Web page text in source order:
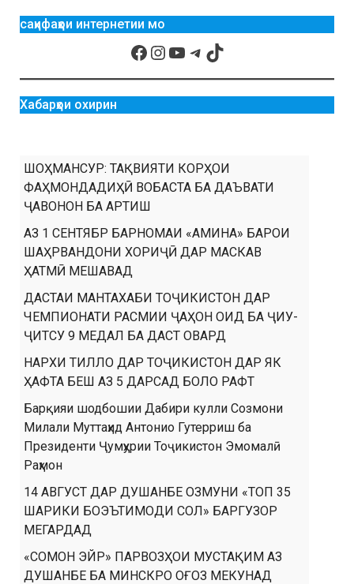
саҳифаҳои интернетии мо
Хабарҳои охирин
ШОҲМАНСУР: ТАҚВИЯТИ КОРҲОИ
ФАҲМОНДАДИҲӢ ВОБАСТА БА ДАЪВАТИ
ҶАВОНОН БА АРТИШ
АЗ 1 СЕНТЯБР БАРНОМАИ «АМИНА» БАРОИ
ШАҲРВАНДОНИ ХОРИҶӢ ДАР МАСКАВ
ҲАТМӢ МЕШАВАД
ДАСТАИ МАНТАХАБИ ТОҶИКИСТОН ДАР
ЧЕМПИОНАТИ РАСМИИ ҶАҲОН ОИД БА ҶИУ-
ҶИТСУ 9 МЕДАЛ БА ДАСТ ОВАРД
НАРХИ ТИЛЛО ДАР ТОҶИКИСТОН ДАР ЯК
ҲАФТА БЕШ АЗ 5 ДАРСАД БОЛО РАФТ
Барқияи шодбошии Дабири кулли Созмони
Милали Муттаҳид Антонио Гутерриш ба
Президенти Ҷумҳурии Тоҷикистон Эмомалӣ
Раҳмон
14 АВГУСТ ДАР ДУШАНБЕ ОЗМУНИ «ТОП 35
ШАРИКИ БОЭЪТИМОДИ СОЛ» БАРГУЗОР
МЕГАРДАД
«СОМОН ЭЙР» ПАРВОЗҲОИ МУСТАҚИМ АЗ
ДУШАНБЕ БА МИНСКРО ОҒОЗ МЕКУНАД